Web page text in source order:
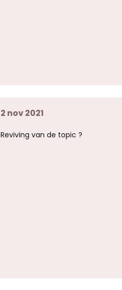
2 nov 2021
Reviving van de topic ?